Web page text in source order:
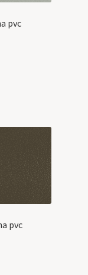
pvc
pvc